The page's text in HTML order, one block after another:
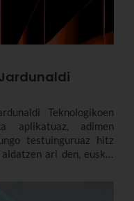
Teknologikoen
aplikatuaz, adimen
testuinguruaz hitz
ari den, euskal